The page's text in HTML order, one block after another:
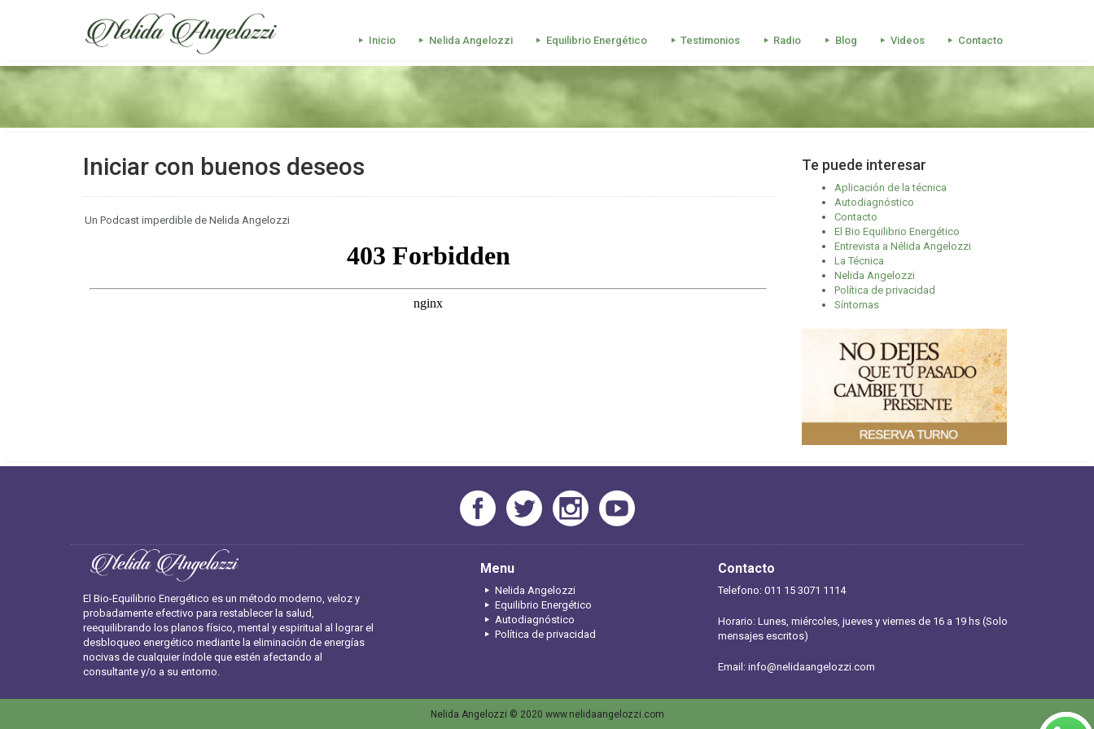
Inicio Nelida Angelozzi Equilibrio Energético Testimonios Radio Blog Videos Contacto
Iniciar con buenos deseos
Un Podcast imperdible de Nelida Angelozzi
Te puede interesar
Aplicación de la técnica
Autodiagnóstico
Contacto
El Bio Equilibrio Energético
Entrevista a Nélida Angelozzi
La Técnica
Nelida Angelozzi
Política de privacidad
Síntomas
El Bio-Equilibrio Energético es un método moderno, veloz y
probadamente efectivo para restablecer la salud,
reequilibrando los planos físico, mental y espiritual al lograr el
desbloqueo energético mediante la eliminación de energías
nocivas de cualquier índole que estén afectando al
consultante y/o a su entorno.
Menu
Nelida Angelozzi
Equilibrio Energético
Autodiagnóstico
Política de privacidad
Contacto
Telefono: 011 15 3071 1114
Horario: Lunes, miércoles, jueves y viernes de 16 a 19 hs (Solo
mensajes escritos)
Email: info@nelidaangelozzi.com
Nelida Angelozzi © 2020 www.nelidaangelozzi.com